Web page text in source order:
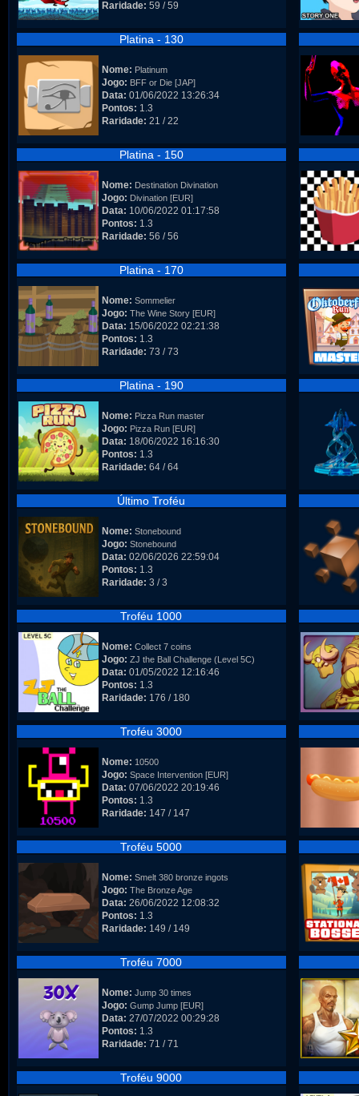
Raridade: 59 / 59
Platina - 130
Nome: Platinum
Jogo: BFF or Die [JAP]
Data: 01/06/2022 13:26:34
Pontos: 1.3
Raridade: 21 / 22
Platina - 150
Nome: Destination Divination
Jogo: Divination [EUR]
Data: 10/06/2022 01:17:58
Pontos: 1.3
Raridade: 56 / 56
Platina - 170
Nome: Sommelier
Jogo: The Wine Story [EUR]
Data: 15/06/2022 02:21:38
Pontos: 1.3
Raridade: 73 / 73
Platina - 190
Nome: Pizza Run master
Jogo: Pizza Run [EUR]
Data: 18/06/2022 16:16:30
Pontos: 1.3
Raridade: 64 / 64
Último Troféu
Nome: Stonebound
Jogo: Stonebound
Data: 02/06/2026 22:59:04
Pontos: 1.3
Raridade: 3 / 3
Troféu 1000
Nome: Collect 7 coins
Jogo: ZJ the Ball Challenge (Level 5C)
Data: 01/05/2022 12:16:46
Pontos: 1.3
Raridade: 176 / 180
Troféu 3000
Nome: 10500
Jogo: Space Intervention [EUR]
Data: 07/06/2022 20:19:46
Pontos: 1.3
Raridade: 147 / 147
Troféu 5000
Nome: Smelt 380 bronze ingots
Jogo: The Bronze Age
Data: 26/06/2022 12:08:32
Pontos: 1.3
Raridade: 149 / 149
Troféu 7000
Nome: Jump 30 times
Jogo: Gump Jump [EUR]
Data: 27/07/2022 00:29:28
Pontos: 1.3
Raridade: 71 / 71
Troféu 9000